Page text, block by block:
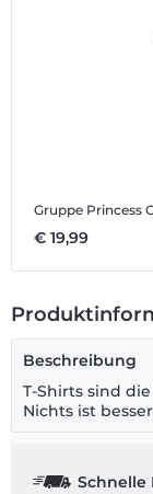
Gruppe Princess
€ 19,99
Beschreibung
T-Shirts sind
Nichts ist
Schnelle